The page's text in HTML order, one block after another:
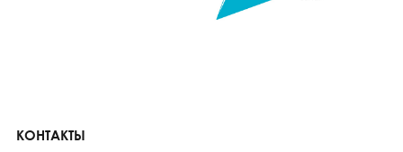
КОНТАКТЫ